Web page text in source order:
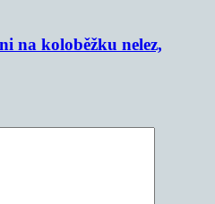
na koloběžku nelez,